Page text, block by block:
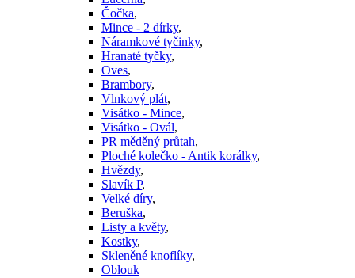
Čočka,
Mince - 2 dírky,
Náramkové tyčinky,
Hranaté tyčky,
Oves,
Brambory,
Vlnkový plát,
Visátko - Mince,
Visátko - Ovál,
PR měděný průtah,
Ploché kolečko - Antik korálky,
Hvězdy,
Slavík P,
Velké díry,
Beruška,
Listy a květy,
Kostky,
Skleněné knoflíky,
Oblouk